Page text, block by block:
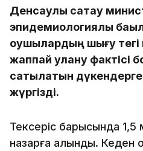
Денсаулық сақтау
эпидемиологиялық
оқушылардың шығу
жаппай улану фактісі
сатылатын
жүргізді.
Тексеріс барысында 1,5
назарға алынды. Кеден